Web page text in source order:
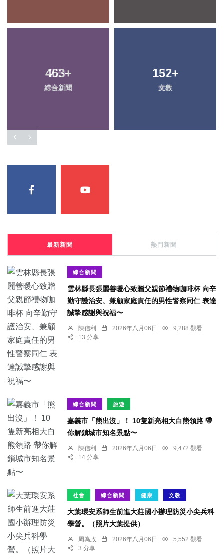
463+
綜合新聞
152+
文教
最新新聞 熱門新聞
綜合新聞
雲林縣長張麗善暖心致贈父親節禮物咖啡杯 向辛
勤守護治安、兼顧家庭責任的男性警察同仁 表達
誠摯感謝與祝福〜
陳信利 2026年八月06日
9,288 觀看
13 分享
綜合新聞 旅遊
嘉義市「熊出沒」！ 10隻新亮相大白熊領路 帶
你解鎖城市知名景點〜
陳信利 2026年八月06日
9,472 觀看
14 分享
社會 綜合新聞 健康 文教
大葉環安系師生前進大莊國小辦理防災小尖兵科
學營。（照片大葉提供）
周為政 2026年八月06日
5,552 觀看
3 分享